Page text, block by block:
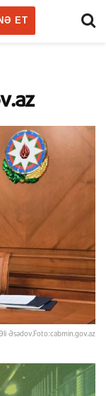
ET
Əsədov.Foto:cabmin.gov.az